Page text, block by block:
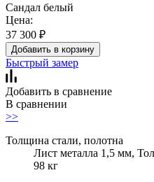
Сандал белый
Цена:
37 300 ₽
Добавить в корзину
Быстрый замер
Добавить в сравнение
В сравнении
>>
Толщина стали, полотна
Лист металла 1,5 мм,
98 кг